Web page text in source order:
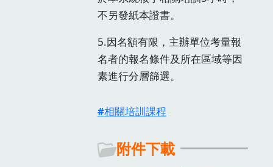
不另發紙本證書。
5.因名額有限，主辦單位考量報
名者的報名條件及所在區域等因
素進行分層篩選。
相關培訓課程
附件下載